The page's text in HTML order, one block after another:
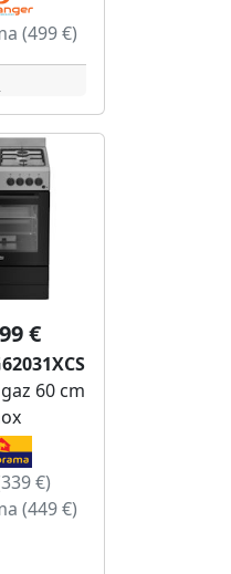
(499 €)
€
60 cm
€)
(449 €)